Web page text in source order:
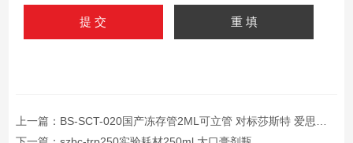
上一篇： BS-SCT-020国产冻存管2ML可立管 对标莎斯特 爱思进款